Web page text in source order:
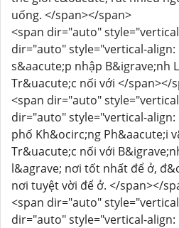
uống. </span></span>
<span dir="auto"
dir="auto" style="vertical-align:
s&aacute;p nhập B&igrave;nh
Tr&uacute;c nối với </span></
<span dir="auto"
dir="auto" style="vertical-
phố Kh&ocirc;ng Ph&aacute;i
Tr&uacute;c nối với
l&agrave; nơi tốt nhất để ở,
nơi tuyệt vời để ở. </span></
<span dir="auto"
dir="auto" style="vertical-